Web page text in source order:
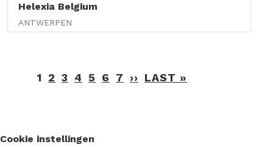
Helexia Belgium
ANTWERPEN
Paginering
1 2 3 4 5 6 7 ›› VOLGENDE
LAST »
Cookie instellingen